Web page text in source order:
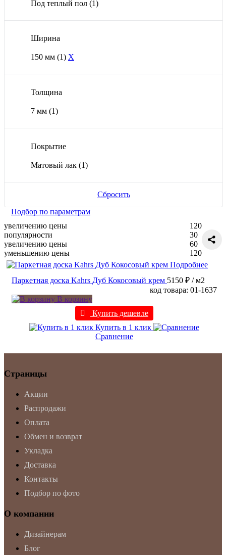
Под теплый пол (1)
Ширина
150 мм (1) X
Толщина
7 мм (1)
Покрытие
Матовый лак (1)
Сбросить
Подбор по параметрам
увеличению цены
популярности
увеличению цены
уменьшению цены
120
30
60
120
Подробнее
Паркетная доска Kahrs Дуб Кокосовый крем 5150 ₽ / м2
код товара: 01-1637
В корзину
Купить дешевле
Купить в 1 клик
Сравнение
Страницы
Акции
Распродажи
Оплата
Обмен и возврат
Укладка
Доставка
Контакты
Подбор по фото
О компании
Дизайнерам
Блог